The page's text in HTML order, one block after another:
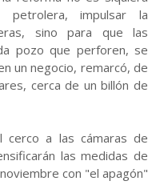
petrolera, impulsar la
sino para que las
pozo que perforen, se
un negocio, remarcó, de
cerca de un billón de
cerco a las cámaras de
las medidas de
con "el apagón"